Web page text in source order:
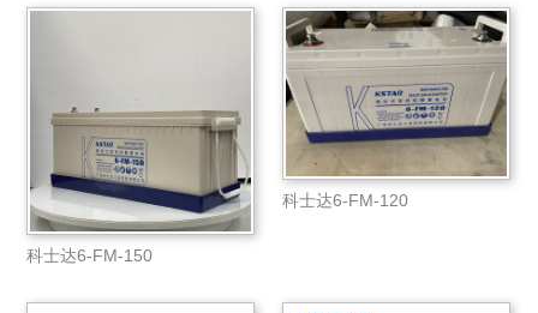
科士达6-FM-150
科士达6-FM-120